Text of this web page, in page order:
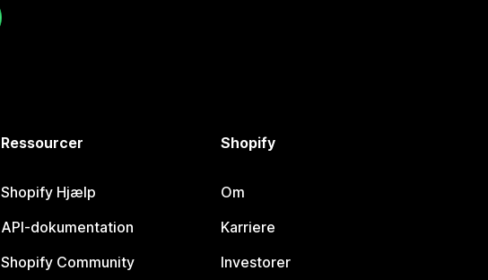
Ressourcer
Shopify Hjælp
API-dokumentation
Shopify Community
Shopify
Om
Karriere
Investorer